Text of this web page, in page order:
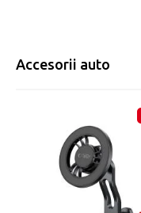
Accesorii auto